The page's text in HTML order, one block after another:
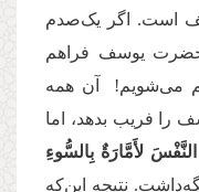
است. اگر یک‌صدم
حضرت یوسف فراهم
می‌شویم! آن همه
را فریب بدهد، اما
لأَمَّارَةٌ بِالسُّوءِ
نتیجه این‌که